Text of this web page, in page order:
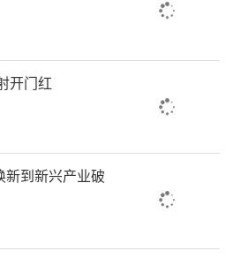
开门红
新到新兴产业破